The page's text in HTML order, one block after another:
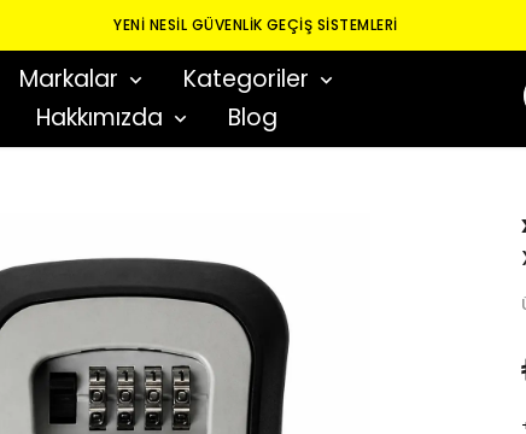
YENI NESIL GÜVENLIK GEÇIŞ SISTEMLERI
Markalar
Kategoriler
Hakkımızda Blog